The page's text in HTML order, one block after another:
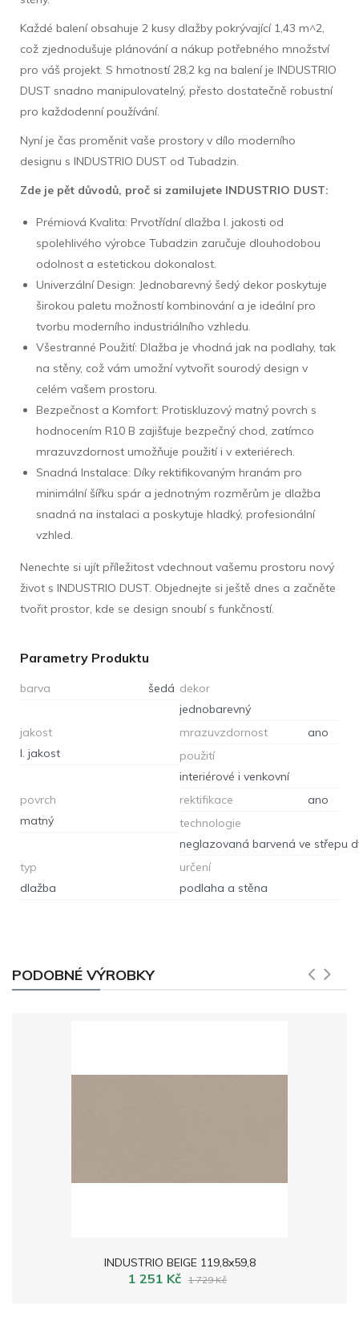
Každé balení obsahuje 2 kusy dlažby pokrývající 1,43 m^2,
což zjednodušuje plánování a nákup potřebného množství
pro váš projekt. S hmotností 28,2 kg na balení je INDUSTRIO
DUST snadno manipulovatelný, přesto dostatečně robustní
pro každodenní používání.
Nyní je čas proměnit vaše prostory v dílo moderního
designu s INDUSTRIO DUST od Tubadzin.
Zde je pět důvodů, proč si zamilujete INDUSTRIO DUST:
Prémiová Kvalita: Prvotřídní dlažba I. jakosti od
spolehlivého výrobce Tubadzin zaručuje dlouhodobou
odolnost a estetickou dokonalost.
Univerzální Design: Jednobarevný šedý dekor poskytuje
širokou paletu možností kombinování a je ideální pro
tvorbu moderního industriálního vzhledu.
Všestranné Použití: Dlažba je vhodná jak na podlahy, tak
na stěny, což vám umožní vytvořit sourodý design v
celém vašem prostoru.
Bezpečnost a Komfort: Protiskluzový matný povrch s
hodnocením R10 B zajišťuje bezpečný chod, zatímco
mrazuvzdornost umožňuje použití i v exteriérech.
Snadná Instalace: Díky rektifikovaným hranám pro
minimální šířku spár a jednotným rozměrům je dlažba
snadná na instalaci a poskytuje hladký, profesionální
vzhled.
Nenechte si ujít příležitost vdechnout vašemu prostoru nový
život s INDUSTRIO DUST. Objednejte si ještě dnes a začněte
tvořit prostor, kde se design snoubí s funkčností.
Parametry Produktu
barva šedá dekor
jednobarevný
jakost
I. jakost
mrazuvzdornost
ano
použití
interiérové i venkovní
povrch
matný
rektifikace
ano
technologie
typ
dlažba
určení
podlaha a stěna
PODOBNÉ VÝROBKY
INDUSTRIO BEIGE 119,8x59,8
1 251 Kč 1 729 Kč